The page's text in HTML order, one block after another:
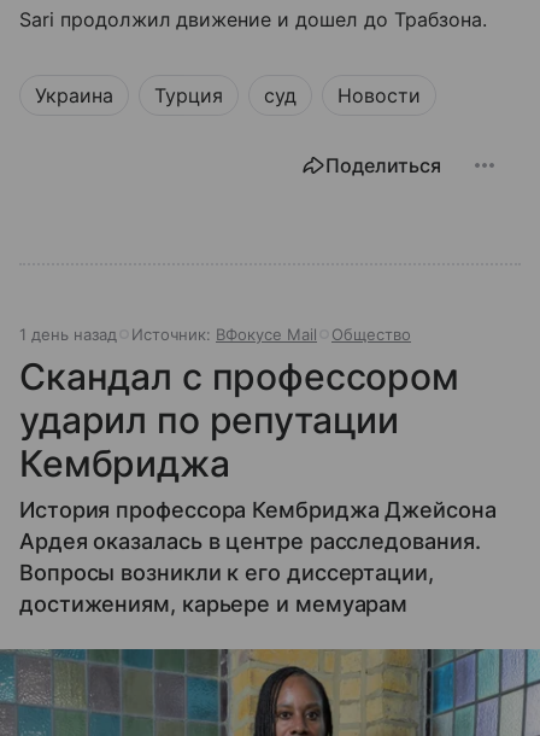
Sari продолжил движение и дошел до Трабзона.
Украина Турция суд Новости
Поделиться
1 день назад Источник: ВФокусе Mail Общество
Скандал с профессором
ударил по репутации
Кембриджа
История профессора Кембриджа Джейсона
Ардея оказалась в центре расследования.
Вопросы возникли к его диссертации,
достижениям, карьере и мемуарам